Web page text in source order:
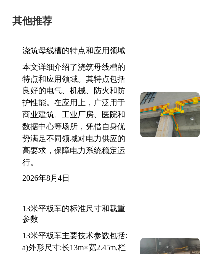
其他推荐
浇筑母线槽的特点和应用领域
本文详细介绍了浇筑母线槽的
特点和应用领域。其特点包括
良好的电气、机械、防火和防
护性能。在应用上，广泛用于
商业建筑、工业厂房、医院和
数据中心等场所，凭借自身优
势满足不同领域对电力供应的
高要求，保障电力系统稳定运
行。
2026年8月4日
13米平板车的标准尺寸和载重
参数
13米平板车主要技术参数包括:
a)外形尺寸:长13m×宽2.45m,栏